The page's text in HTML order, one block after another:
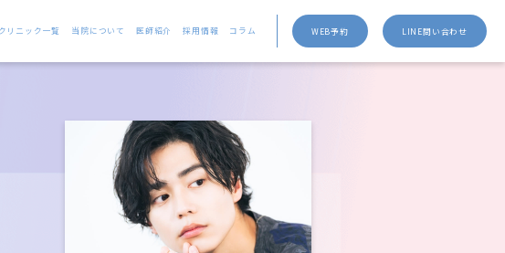
クリニック一覧 当院について 医師紹介 採用情報 コラム WEB予約 LINE問い合わせ